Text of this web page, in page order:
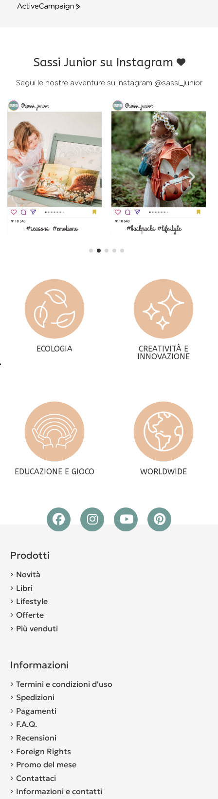
ActiveCampaign
Sassi Junior su Instagram
Segui le nostre avventure su instagram @sassi_junior
ECOLOGIA
CREATIVITÀ E
INNOVAZIONE
EDUCAZIONE E GIOCO WORLDWIDE
Prodotti
Novità
Libri
Lifestyle
Offerte
Più venduti
Informazioni
Termini e condizioni d'uso
Spedizioni
Pagamenti
F.A.Q.
Recensioni
Foreign Rights
Promo del mese
Contattaci
Informazioni e contatti